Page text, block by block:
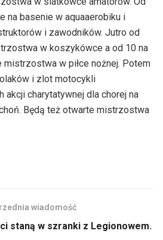
na basenie w aquaaerobiku i
i zawodników. Jutro od
w koszykówce a od 10 na
w piłce nożnej. Potem
i zlot motocykli
akcji charytatywnej dla chorej na
Będą też otwarte mistrzostwa
wiadomość
staną w szranki z Legionowem.